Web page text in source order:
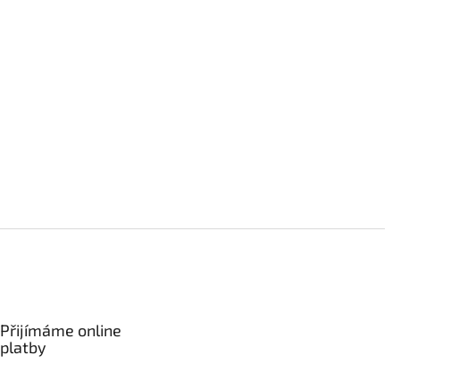
Přijímáme online
platby